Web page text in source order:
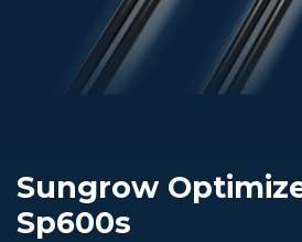
Sungrow
Sp600s